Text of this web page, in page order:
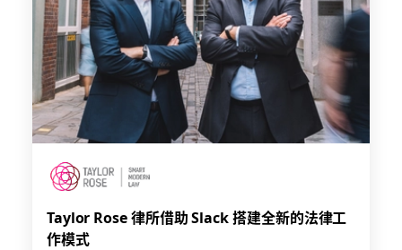
Taylor Rose 律所借助 Slack 搭建全新的法律工
作模式